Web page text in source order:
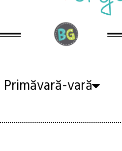
Primăvară-vară